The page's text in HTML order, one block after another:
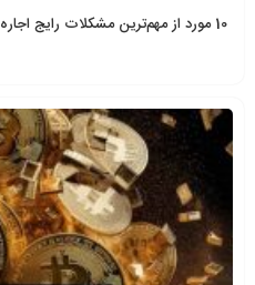
10 مورد از مهم‌ترین مشکلات رایج اجاره خودرو که باید بدانید؟